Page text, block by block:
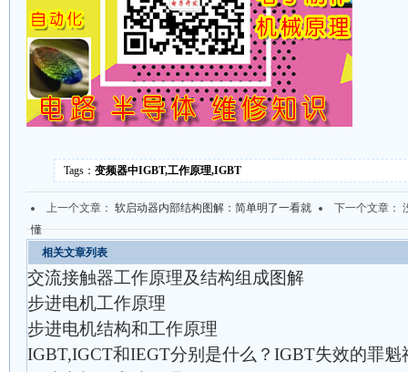
Tags： 变频器中IGBT,工作原理,IGBT
上一个文章： 软启动器内部结构图解：简单明了一看就
懂
下一个文章：
相关文章列表
交流接触器工作原理及结构组成图解
步进电机工作原理
步进电机结构和工作原理
IGBT,IGCT和IEGT分别是什么？IGBT失效的罪